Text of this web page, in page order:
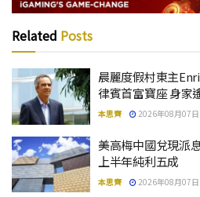
Related Posts
晨麗度假村東主
律賓首富寶座 身家
本思齊 2026年08月07
美高梅中國兌現派
上半年純利五成
本思齊 2026年08月07